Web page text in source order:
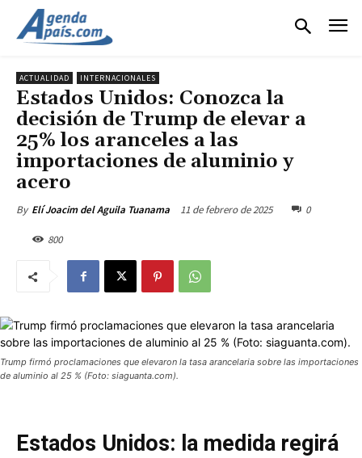
ACTUALIDAD INTERNACIONALES
Estados Unidos: Conozca la
decisión de Trump de elevar a
25% los aranceles a las
importaciones de aluminio y
acero
By Elí Joacim del Aguila Tuanama 11 de febrero de 2025 0
800
Trump firmó proclamaciones que elevaron la tasa arancelaria sobre las importaciones
de aluminio al 25 % (Foto: siaguanta.com).
Estados Unidos: la medida regirá